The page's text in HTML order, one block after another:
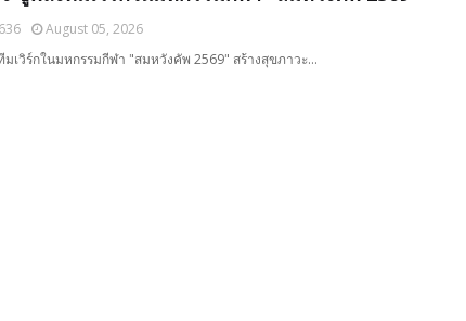
August 05, 2026
เวิร์กในมหกรรมกีฬา "สมหวังคัพ 2569" สร้างสุขภาวะ…